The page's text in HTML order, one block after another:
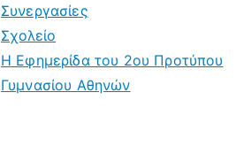
Συνεργασίες
Σχολείο
Η Εφημερίδα του 2ου Προτύπου
Γυμνασίου Αθηνών